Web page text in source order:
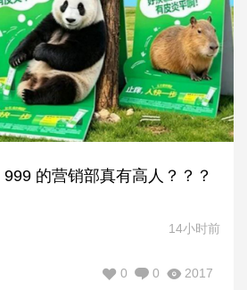
的营销部真有高人？？？
14小时前
2017
0
0